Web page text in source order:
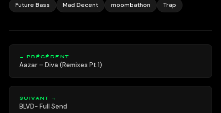
Future Bass
Mad Decent moombathon Trap
← PRÉCÉDENT
Aazar – Diva (Remixes Pt.1)
SUIVANT →
BLVD- Full Send